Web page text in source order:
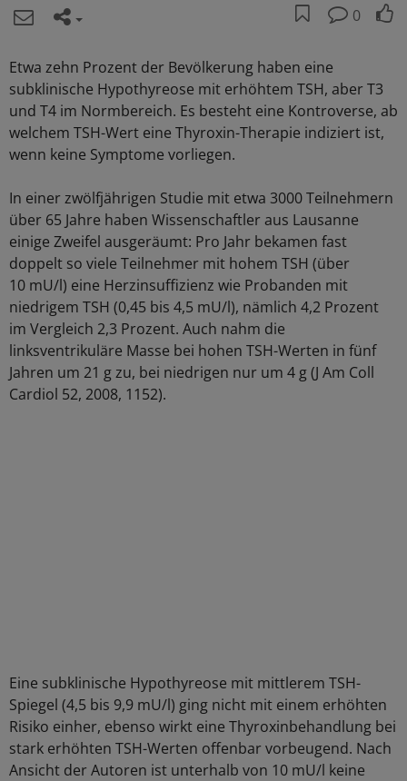
0
Etwa zehn Prozent der Bevölkerung haben eine
subklinische Hypothyreose mit erhöhtem TSH, aber T3
und T4 im Normbereich. Es besteht eine Kontroverse, ab
welchem TSH-Wert eine Thyroxin-Therapie indiziert ist,
wenn keine Symptome vorliegen.
In einer zwölfjährigen Studie mit etwa 3000 Teilnehmern
über 65 Jahre haben Wissenschaftler aus Lausanne
einige Zweifel ausgeräumt: Pro Jahr bekamen fast
doppelt so viele Teilnehmer mit hohem TSH (über
10 mU/l) eine Herzinsuffizienz wie Probanden mit
niedrigem TSH (0,45 bis 4,5 mU/l), nämlich 4,2 Prozent
im Vergleich 2,3 Prozent. Auch nahm die
linksventrikuläre Masse bei hohen TSH-Werten in fünf
Jahren um 21 g zu, bei niedrigen nur um 4 g (J Am Coll
Cardiol 52, 2008, 1152).
Eine subklinische Hypothyreose mit mittlerem TSH-
Spiegel (4,5 bis 9,9 mU/l) ging nicht mit einem erhöhten
Risiko einher, ebenso wirkt eine Thyroxinbehandlung bei
stark erhöhten TSH-Werten offenbar vorbeugend. Nach
Ansicht der Autoren ist unterhalb von 10 mU/l keine